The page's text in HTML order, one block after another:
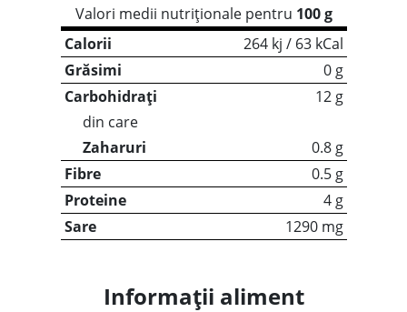
Valori medii nutriționale pentru 100 g
Calorii
264 kj / 63 kCal
Grăsimi
0 g
Carbohidrați
12 g
din care
Zaharuri
0.8 g
Fibre
0.5 g
Proteine
4 g
Sare
1290 mg
Informații aliment